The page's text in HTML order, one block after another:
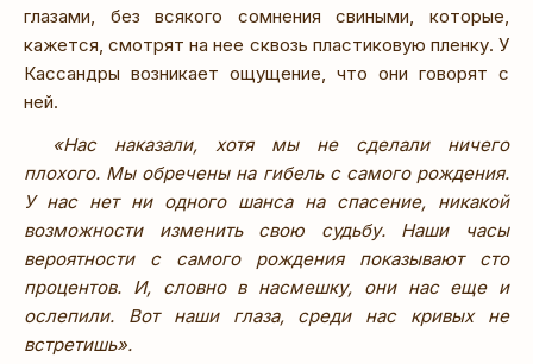
глазами, без всякого сомнения свиными, которые,
кажется, смотрят на нее сквозь пластиковую пленку. У
Кассандры возникает ощущение, что они говорят с
ней.
«Нас наказали, хотя мы не сделали ничего
плохого. Мы обречены на гибель с самого рождения.
У нас нет ни одного шанса на спасение, никакой
возможности изменить свою судьбу. Наши часы
вероятности с самого рождения показывают сто
процентов. И, словно в насмешку, они нас еще и
ослепили. Вот наши глаза, среди нас кривых не
встретишь».